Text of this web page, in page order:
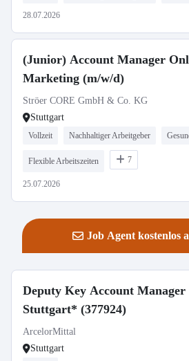
28.07.2026
(Junior) Account Manager
Marketing (m/w/d)
Ströer CORE GmbH & Co. KG
Stuttgart
Vollzeit Nachhaltiger Arbeitgeber
Flexible Arbeitszeiten 7
25.07.2026
Job Agent kostenlos
Deputy Key Account Manager
Stuttgart* (377924)
ArcelorMittal
Stuttgart